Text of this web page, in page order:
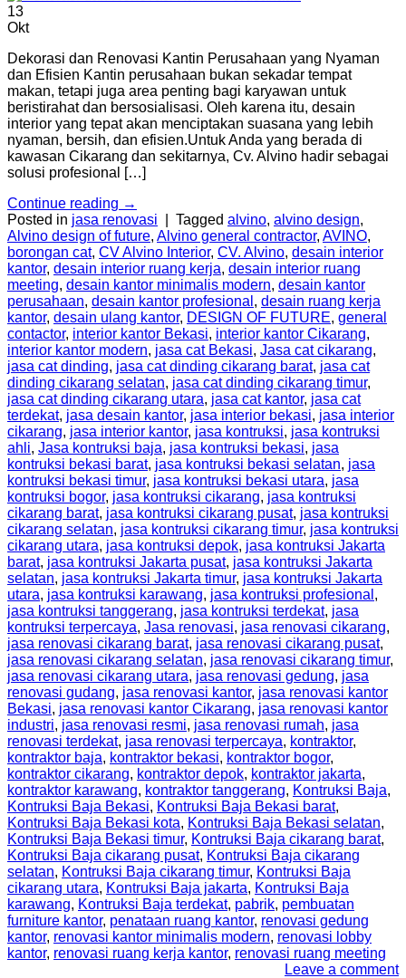
13
Okt
Dekorasi dan Renovasi Kantin Perusahaan yang Nyaman
dan Efisien Kantin perusahaan bukan sekadar tempat
makan, tetapi juga area penting bagi karyawan untuk
beristirahat dan bersosialisasi. Oleh karena itu, desain
interior yang tepat akan menciptakan suasana yang lebih
nyaman, bersih, dan efisien.Untuk Anda yang berada di
kawasan Cikarang dan sekitarnya, Cv. Alvino hadir sebagai
solusi profesional […]
Continue reading →
Posted in jasa renovasi Tagged alvino, alvino design,
Alvino design of future, Alvino general contractor, AVINO,
borongan cat, CV Alvino Interior, CV. Alvino, desain interior
kantor, desain interior ruang kerja, desain interior ruang
meeting, desain kantor minimalis modern, desain kantor
perusahaan, desain kantor profesional , desain ruang kerja
kantor, desain ulang kantor, DESIGN OF FUTURE, general
contactor, interior kantor Bekasi, interior kantor Cikarang,
interior kantor modern, jasa cat Bekasi, Jasa cat cikarang,
jasa cat dinding, jasa cat dinding cikarang barat, jasa cat
dinding cikarang selatan, jasa cat dinding cikarang timur,
jasa cat dinding cikarang utara, jasa cat kantor, jasa cat
terdekat, jasa desain kantor, jasa interior bekasi, jasa interior
cikarang, jasa interior kantor, jasa kontruksi, jasa kontruksi
ahli, Jasa kontruksi baja, jasa kontruksi bekasi, jasa
kontruksi bekasi barat, jasa kontruksi bekasi selatan, jasa
kontruksi bekasi timur, jasa kontruksi bekasi utara, jasa
kontruksi bogor, jasa kontruksi cikarang, jasa kontruksi
cikarang barat, jasa kontruksi cikarang pusat, jasa kontruksi
cikarang selatan, jasa kontruksi cikarang timur, jasa kontruksi
cikarang utara, jasa kontruksi depok, jasa kontruksi Jakarta
barat, jasa kontruksi Jakarta pusat, jasa kontruksi Jakarta
selatan, jasa kontruksi Jakarta timur, jasa kontruksi Jakarta
utara, jasa kontruksi karawang, jasa kontruksi profesional ,
jasa kontruksi tanggerang, jasa kontruksi terdekat, jasa
kontruksi terpercaya, Jasa renovasi, jasa renovasi cikarang,
jasa renovasi cikarang barat, jasa renovasi cikarang pusat,
jasa renovasi cikarang selatan, jasa renovasi cikarang timur,
jasa renovasi cikarang utara, jasa renovasi gedung, jasa
renovasi gudang, jasa renovasi kantor, jasa renovasi kantor
Bekasi, jasa renovasi kantor Cikarang, jasa renovasi kantor
industri, jasa renovasi resmi, jasa renovasi rumah, jasa
renovasi terdekat, jasa renovasi terpercaya, kontraktor,
kontraktor baja, kontraktor bekasi, kontraktor bogor,
kontraktor cikarang, kontraktor depok, kontraktor jakarta,
kontraktor karawang, kontraktor tanggerang, Kontruksi Baja,
Kontruksi Baja Bekasi, Kontruksi Baja Bekasi barat,
Kontruksi Baja Bekasi kota, Kontruksi Baja Bekasi selatan,
Kontruksi Baja Bekasi timur, Kontruksi Baja cikarang barat,
Kontruksi Baja cikarang pusat, Kontruksi Baja cikarang
selatan, Kontruksi Baja cikarang timur, Kontruksi Baja
cikarang utara, Kontruksi Baja jakarta, Kontruksi Baja
karawang, Kontruksi Baja terdekat, pabrik, pembuatan
furniture kantor, penataan ruang kantor, renovasi gedung
kantor, renovasi kantor minimalis modern, renovasi lobby
kantor, renovasi ruang kerja kantor, renovasi ruang meeting
Leave a comment